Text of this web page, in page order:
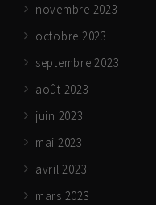
novembre 2023
octobre 2023
septembre 2023
août 2023
juin 2023
mai 2023
avril 2023
mars 2023